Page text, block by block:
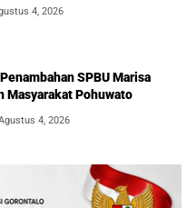
4, 2026
SPBU Marisa
Masyarakat Pohuwato
4, 2026